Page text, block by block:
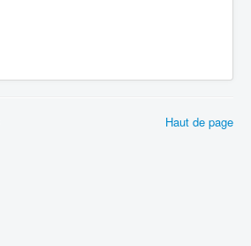
Haut de page